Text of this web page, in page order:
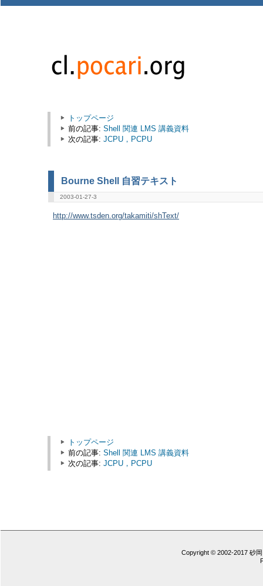
トップページ
前の記事: Shell 関連 LMS 講義資料
次の記事: JCPU，PCPU
Bourne Shell 自習テキスト
2003-01-27-3
http://www.tsden.org/takamiti/shText/
トップページ
前の記事: Shell 関連 LMS 講義資料
次の記事: JCPU，PCPU
Copyright © 2002-2017 砂